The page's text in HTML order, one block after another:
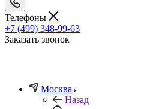
Телефоны
+7 (499) 348-99-63
Заказать звонок
Москва
Назад